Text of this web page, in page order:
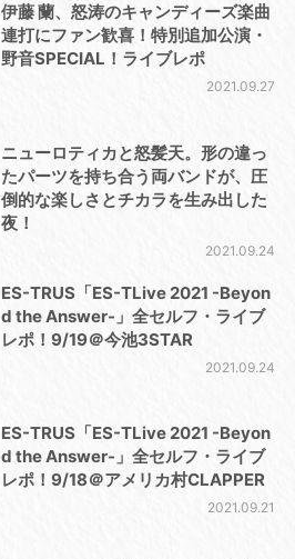
伊藤 蘭、怒涛のキャンディーズ楽曲
連打にファン歓喜！特別追加公演・
野音SPECIAL！ライブレポ
2021.09.27
ニューロティカと怒髪天。形の違っ
たパーツを持ち合う両バンドが、圧
倒的な楽しさとチカラを生み出した
夜！
2021.09.24
ES-TRUS「ES-TLive 2021 -Beyon
d the Answer-」全セルフ・ライブ
レポ！9/19＠今池3STAR
2021.09.24
ES-TRUS「ES-TLive 2021 -Beyon
d the Answer-」全セルフ・ライブ
レポ！9/18＠アメリカ村CLAPPER
2021.09.21